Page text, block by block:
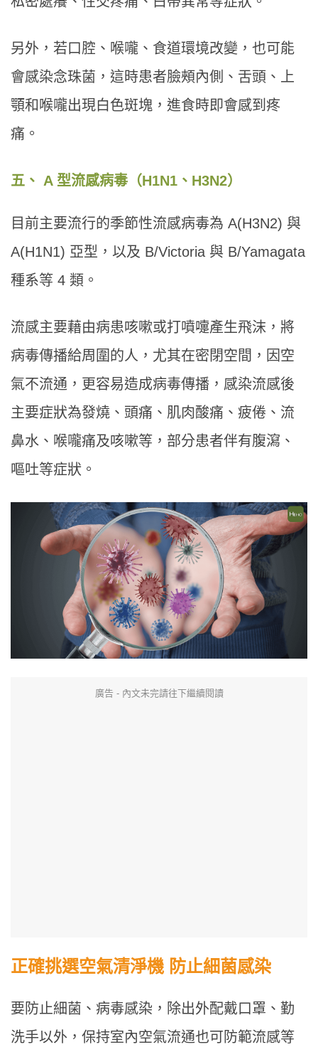
另外，若口腔、喉嚨、食道環境改變，也可能
會感染念珠菌，這時患者臉頰內側、舌頭、上
顎和喉嚨出現白色斑塊，進食時即會感到疼
痛。
五、 A 型流感病毒（H1N1、H3N2）
目前主要流行的季節性流感病毒為 A(H3N2) 與
A(H1N1) 亞型，以及 B/Victoria 與 B/Yamagata
種系等 4 類。
流感主要藉由病患咳嗽或打噴嚏產生飛沫，將
病毒傳播給周圍的人，尤其在密閉空間，因空
氣不流通，更容易造成病毒傳播，感染流感後
主要症狀為發燒、頭痛、肌肉酸痛、疲倦、流
鼻水、喉嚨痛及咳嗽等，部分患者伴有腹瀉、
嘔吐等症狀。
廣告 - 內文未完請往下繼續閱讀
正確挑選空氣清淨機 防止細菌感染
要防止細菌、病毒感染，除出外配戴口罩、勤
洗手以外，保持室內空氣流通也可防範流感等